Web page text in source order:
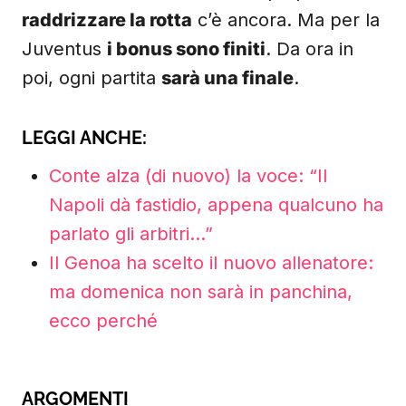
raddrizzare la rotta c’è ancora. Ma per la
Juventus i bonus sono finiti. Da ora in
poi, ogni partita sarà una finale.
LEGGI ANCHE:
Conte alza (di nuovo) la voce: “Il
Napoli dà fastidio, appena qualcuno ha
parlato gli arbitri…”
Il Genoa ha scelto il nuovo allenatore:
ma domenica non sarà in panchina,
ecco perché
ARGOMENTI